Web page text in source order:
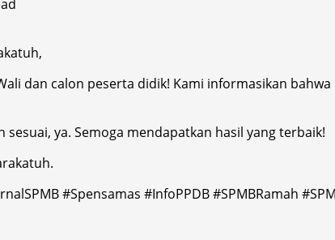
dan calon peserta didik! Kami informasikan
ya. Semoga mendapatkan hasil yang terbaik!
#Spensamas #InfoPPDB #SPMBRamah